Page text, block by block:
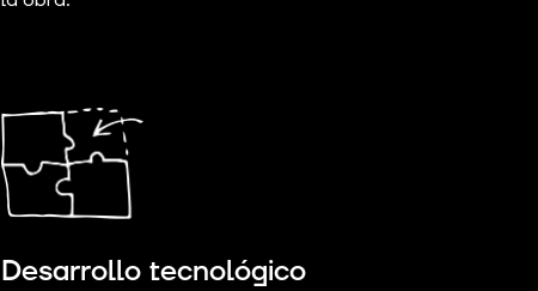
Desarrollo tecnológico